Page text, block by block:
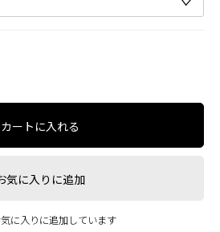
カートに入れる
気に入りに追加
に入りに追加しています